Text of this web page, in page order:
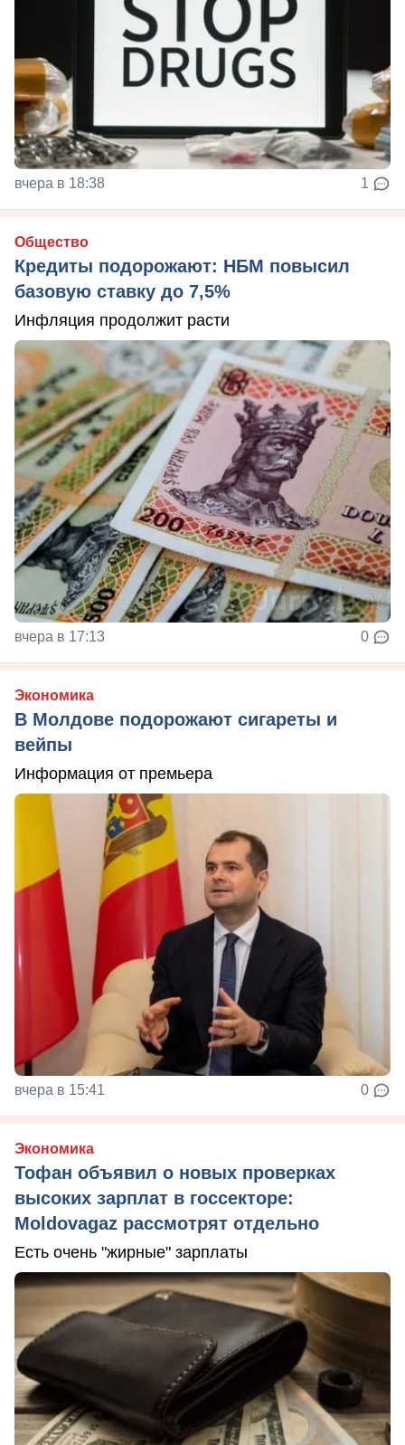
вчера в 18:38 1
Общество
Кредиты подорожают: НБМ повысил
базовую ставку до 7,5%
Инфляция продолжит расти
вчера в 17:13 0
Экономика
В Молдове подорожают сигареты и
вейпы
Информация от премьера
вчера в 15:41 0
Экономика
Тофан объявил о новых проверках
высоких зарплат в госсекторе:
Moldovagaz рассмотрят отдельно
Есть очень "жирные" зарплаты